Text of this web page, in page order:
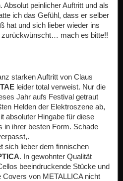
Absolut peinlicher Auftritt und als
ich das Gefühl, dass er selber
hat und sich lieber wieder ins
mach es bitte!!
starken Auftritt von Claus
leider total verweist. Nur die
Jahr aufs Festival getraut
Helden der Elektroszene ab,
absoluter Hingabe für diese
in ihrer besten Form. Schade
sich lieber dem finnischen
. In gewohnter Qualität
beeindruckende Stücke und
von METALLICA nicht